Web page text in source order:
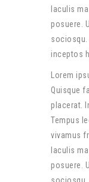
Iaculis
posuere.
sociosqu.
inceptos
Lorem
Quisque
placerat.
Tempus
vivamus
Iaculis
posuere.